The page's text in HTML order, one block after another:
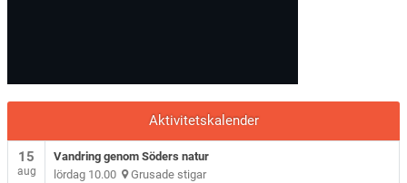
Aktivitetskalender
15
aug
Vandring genom Söders natur
lördag 10.00 Grusade stigar